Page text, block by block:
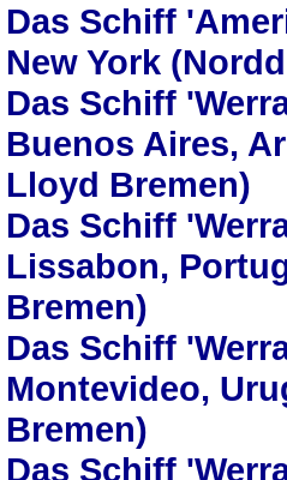
Das Schiff
New York
Das Schiff
Buenos Aires,
Lloyd Bremen)
Das Schiff
Lissabon,
Bremen)
Das Schiff
Montevideo,
Bremen)
Das Schiff